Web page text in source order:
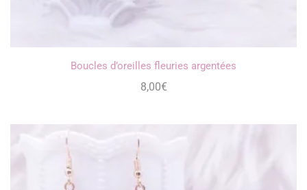
Boucles d’oreilles fleuries argentées
8,00€